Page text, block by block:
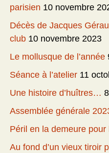
parisien 10 novembre
Décès de Jacques
club 10 novembre 2023
Le mollusque de l’année
Séance à l’atelier 11
Une histoire d’huîtres…
Assemblée générale
Péril en la demeure
Au fond d’un vieux tiroir